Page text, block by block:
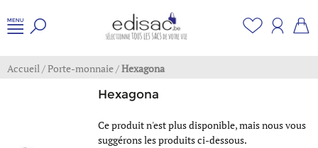
Accueil/Porte-monnaie/Hexagona
Hexagona
Ce produit n'est plus disponible, mais nous vous
suggérons les produits ci-dessous.